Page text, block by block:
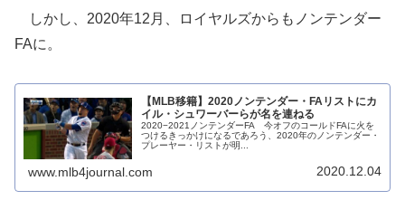
しかし、2020年12月、ロイヤルズからもノンテンダー
FAに。
【MLB移籍】2020ノンテンダー・FAリストにカ
イル・シュワーバーらが名を連ねる
2020−2021ノンテンダーFA 今オフのコールドFAに火を
つけるきっかけになるであろう、2020年のノンテンダー・
プレーヤー・リストが明...
www.mlb4journal.com 2020.12.04